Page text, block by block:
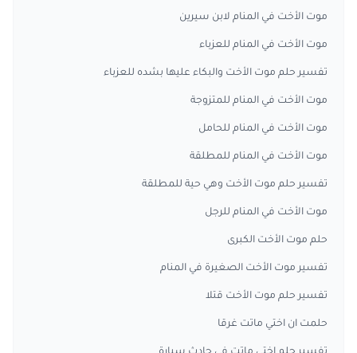
موت الأخت في المنام لابن سيرين
موت الأخت في المنام للعزباء
تفسير حلم موت الأخت والبكاء عليها بشده للعزباء
موت الأخت في المنام للمتزوجة
موت الأخت في المنام للحامل
موت الأخت في المنام للمطلقة
تفسير حلم موت الأخت وهي حية للمطلقة
موت الأخت في المنام للرجل
حلم موت الأخت الكبرى
تفسير موت الأخت الصغيرة في المنام
تفسير حلم موت الأخت قتلا
حلمت ان اختي ماتت غرقا